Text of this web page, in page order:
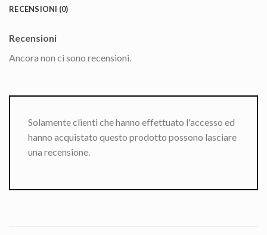
RECENSIONI (0)
Recensioni
Ancora non ci sono recensioni.
Solamente clienti che hanno effettuato l'accesso ed
hanno acquistato questo prodotto possono lasciare
una recensione.